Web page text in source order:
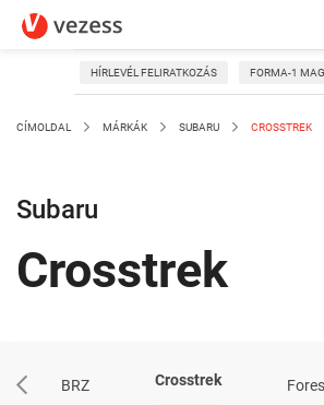
HÍRLEVÉL FELIRATKOZÁS FORMA-1
CÍMOLDAL MÁRKÁK SUBARU CROSSTREK
Subaru
Crosstrek
BRZ Crosstrek